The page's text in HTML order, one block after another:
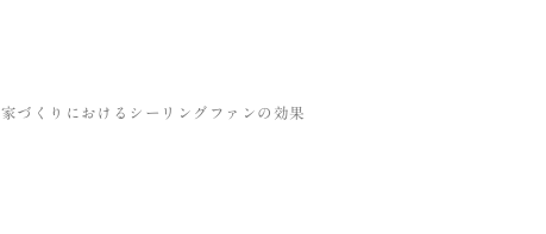
家づくりにおけるシーリングファンの効果